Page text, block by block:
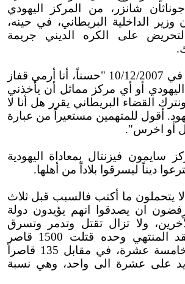
شانزر، من المركز اليهودي
الداخلية البريطاني، في حينه،
على الكره الديني جريمة
قلت في ردي المنشور في 10/12/2007 "حسناً، أنا أرمي قفاز
اليهودي أو أي مركز مماثل أن يأخذني
القضاء البريطاني يقرر هل أنا لا
أقول للمتهمين مستعيراً من عبارة
أو اخرس".
سايمون فيزنتال بمعاداة اليهودية
ديناً ليسرقوا بلاداً من أهلها.
لا يتحملون ما أكتب فالسبب قبل ثلاث
ان يصدقوا انهم يؤيدون دولة
ولا تزال تقتل وتدمر وتسرق
البيوت، وهي في العقد المنتهي وحده قتلت 1500 قاصر
فلسطيني، أي دون الخامسة عشرة، في مقابل 135 قاصراً
على عشرة الى واحد، وهي نسبة